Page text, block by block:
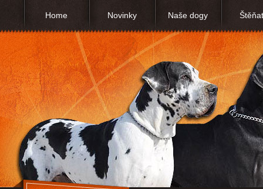
Home Novinky Naše dogy